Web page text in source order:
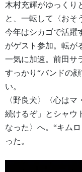
木村充輝がゆっくり
と、一転して〈おそ
今年はシカゴで活躍
がゲスト参加。転が
一気に加速。前田サ
すっかり“バンドの
い。
〈野良犬〉〈心は
続けるぞ」とシャウ
なった〉へ。“キム
った。